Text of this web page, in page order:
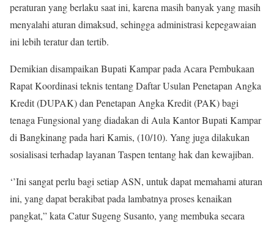
peraturan yang berlaku saat ini, karena masih banyak yang masih
menyalahi aturan dimaksud, sehingga administrasi kepegawaian
ini lebih teratur dan tertib.
Demikian disampaikan Bupati Kampar pada Acara Pembukaan
Rapat Koordinasi teknis tentang Daftar Usulan Penetapan Angka
Kredit (DUPAK) dan Penetapan Angka Kredit (PAK) bagi
tenaga Fungsional yang diadakan di Aula Kantor Bupati Kampar
di Bangkinang pada hari Kamis, (10/10). Yang juga dilakukan
sosialisasi terhadap layanan Taspen tentang hak dan kewajiban.
‘’Ini sangat perlu bagi setiap ASN, untuk dapat memahami aturan
ini, yang dapat berakibat pada lambatnya proses kenaikan
pangkat,” kata Catur Sugeng Susanto, yang membuka secara